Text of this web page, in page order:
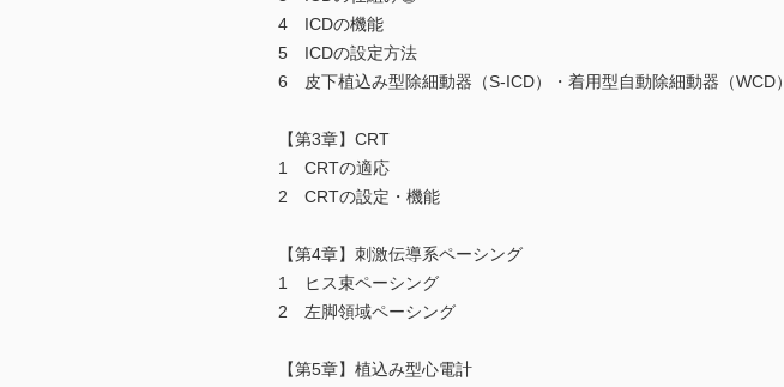
4 ICDの機能
5 ICDの設定方法
6 皮下植込み型除細動器（S-ICD）・着用型自動除細動器（WCD）
【第3章】CRT
1 CRTの適応
2 CRTの設定・機能
【第4章】刺激伝導系ペーシング
1 ヒス束ペーシング
2 左脚領域ペーシング
【第5章】植込み型心電計